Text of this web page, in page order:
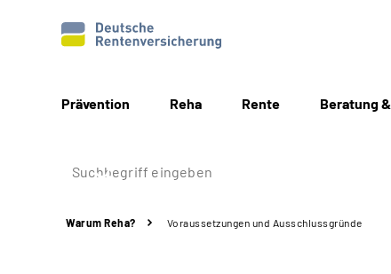
Prävention Reha Rente Beratung
Warum Reha? Voraussetzungen und Ausschlussgründe